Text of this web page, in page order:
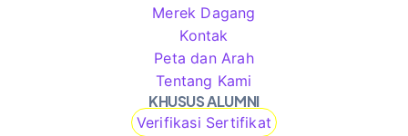
Merek Dagang
Kontak
Peta dan Arah
Tentang Kami
KHUSUS ALUMNI
Verifikasi Sertifikat